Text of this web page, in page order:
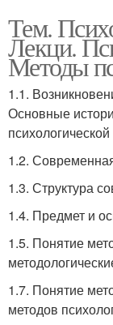
Тем.
Лекци.
Методы
1.1.
Основные
1.2.
1.3. Структура
1.4. Предмет и
1.5. Понятие
1.7. Понятие
методов